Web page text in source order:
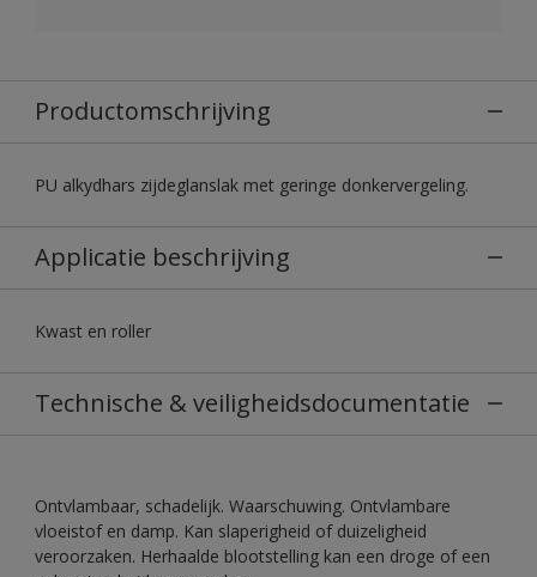
Productomschrijving
PU alkydhars zijdeglanslak met geringe donkervergeling.
Applicatie beschrijving
Kwast en roller
Technische & veiligheidsdocumentatie
Ontvlambaar, schadelijk. Waarschuwing. Ontvlambare
vloeistof en damp. Kan slaperigheid of duizeligheid
veroorzaken. Herhaalde blootstelling kan een droge of een